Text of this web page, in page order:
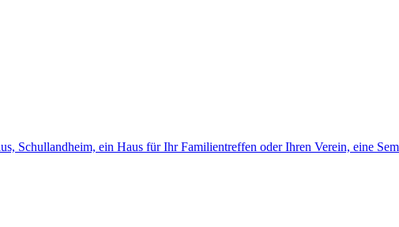
Schullandheim, ein Haus für Ihr Familientreffen oder Ihren Verein, eine